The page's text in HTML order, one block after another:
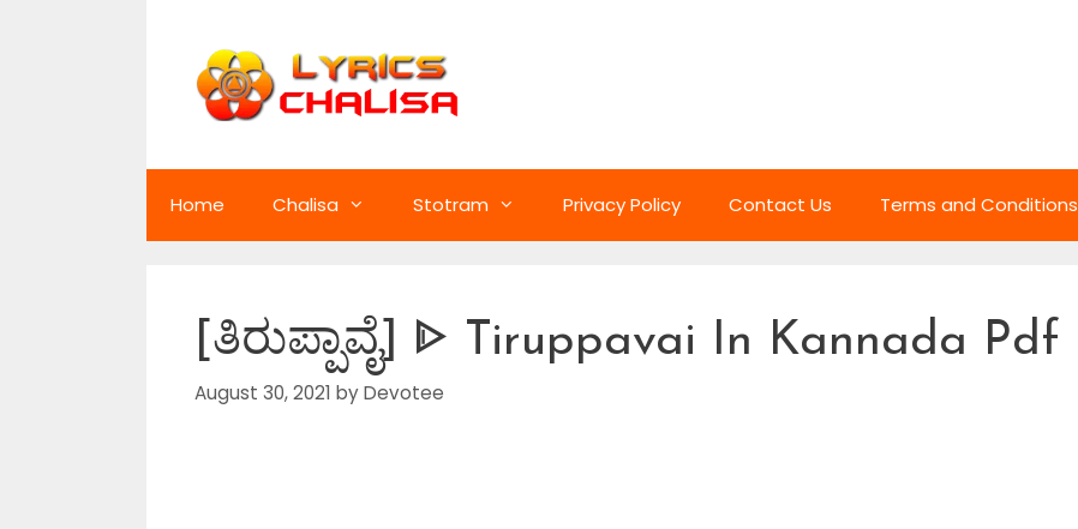
Home Chalisa Stotram Privacy Policy Contact Us Terms and Conditions
[ತಿರುಪ್ಪಾವೈ] ᐈ Tiruppavai In Kannada Pdf
August 30, 2021 byDevotee